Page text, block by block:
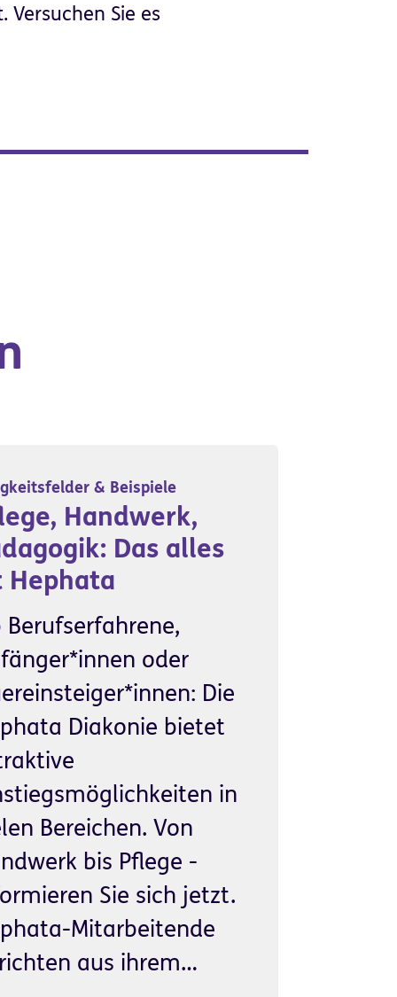
Sie es
& Beispiele
Handwerk,
Das alles
Hephata
Berufserfahrene,
oder
Die
Diakonie bietet
in
Bereichen. Von
bis Pflege -
Sie sich jetzt.
Mitarbeitende
aus ihrem…